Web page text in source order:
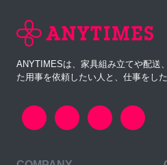
ANYTIMESは、家具組み立てや配送
た用事を依頼したい人と、仕事をし